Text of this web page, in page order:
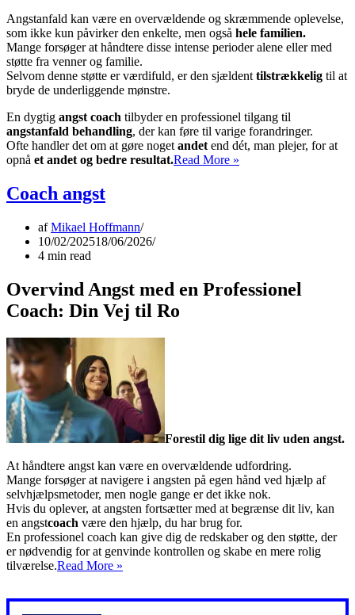
Angstanfald kan være en overvældende og skræmmende oplevelse,
som ikke kun påvirker den enkelte, men også hele familien.
Mange forsøger at håndtere disse intense perioder alene eller med
støtte fra venner og familie.
Selvom denne støtte er værdifuld, er den sjældenttilstrækkelig til at
bryde de underliggende mønstre.
En dygtig angst coach tilbyder en professionel tilgang til
angstanfald behandling, der kan føre til varige forandringer.
Ofte handler det om at gøre nogetandetend dét, man plejer, for at
opnå et andet og bedre resultat.Read More »
Coach angst
afMikael Hoffmann
10/02/202518/06/2026
4 min read
Overvind Angst med en Professionel
Coach: Din Vej til Ro
Forestil dig lige dit liv uden angst.
At håndtere angst kan være en overvældende udfordring.
Mange forsøger at navigere i angsten på egen hånd ved hjælp af
selvhjælpsmetoder, men nogle gange er det ikke nok.
Hvis du oplever, at angsten fortsætter med at begrænse dit liv, kan
en angstcoach være den hjælp, du har brug for.
En professionel coach kan give dig de redskaber og den støtte, der
er nødvendig for at genvinde kontrollen og skabe en mere rolig
tilværelse.Read More »